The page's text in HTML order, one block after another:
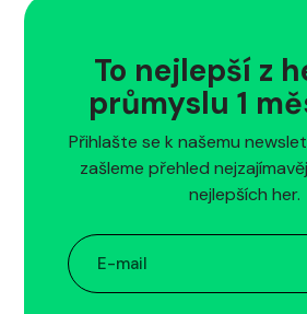
To nejlepší z
průmyslu 1
Přihlašte se k našemu
zašleme přehled
nejlepších her.